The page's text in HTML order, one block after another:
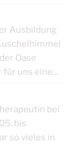
Ausbildung
Oase
uns eine...
bei
bis
so vieles in